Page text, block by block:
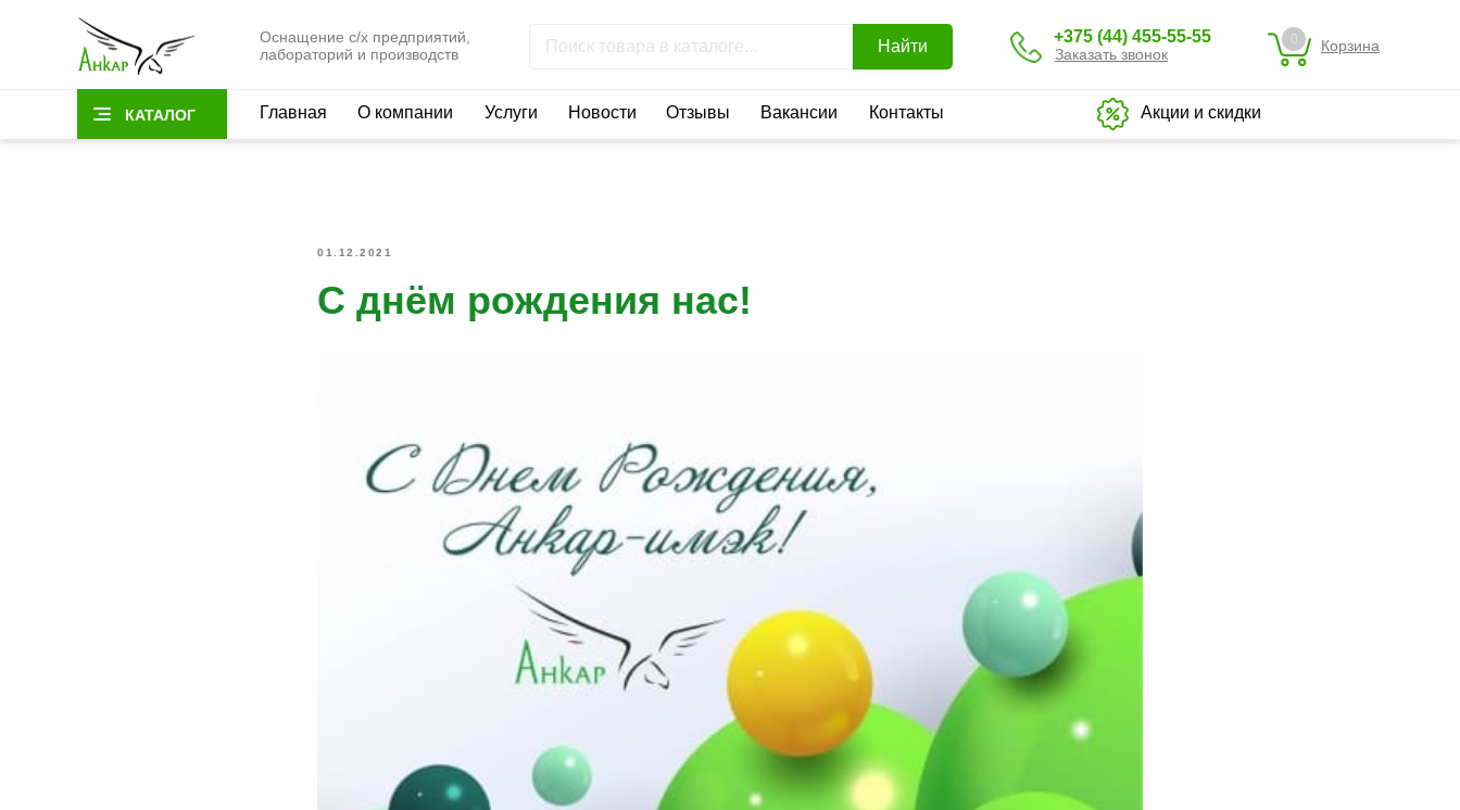
Оснащение с/х предприятий,
лабораторий и производств
+375 (44) 455-55-55
Заказать звонок
КАТАЛОГ Акции и скидки
Главная О компании Услуги Новости Отзывы Вакансии Контакты
Корзина
0
Найти
01.12.2021
С днём рождения нас!